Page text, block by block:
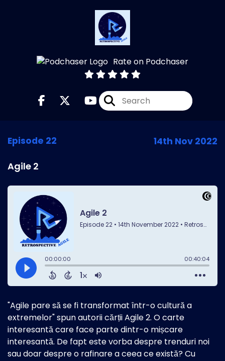
Rate on Podchaser
Episode 22 14th Nov 2022
Agile 2
"Agile pare să se fi transformat într-o cultură a
extremelor" spun autorii cărții Agile 2. O carte
interesantă care face parte dintr-o mișcare
interesantă. De fapt este vorba despre trenduri noi
sau doar despre o rafinare a ceea ce există? Cu